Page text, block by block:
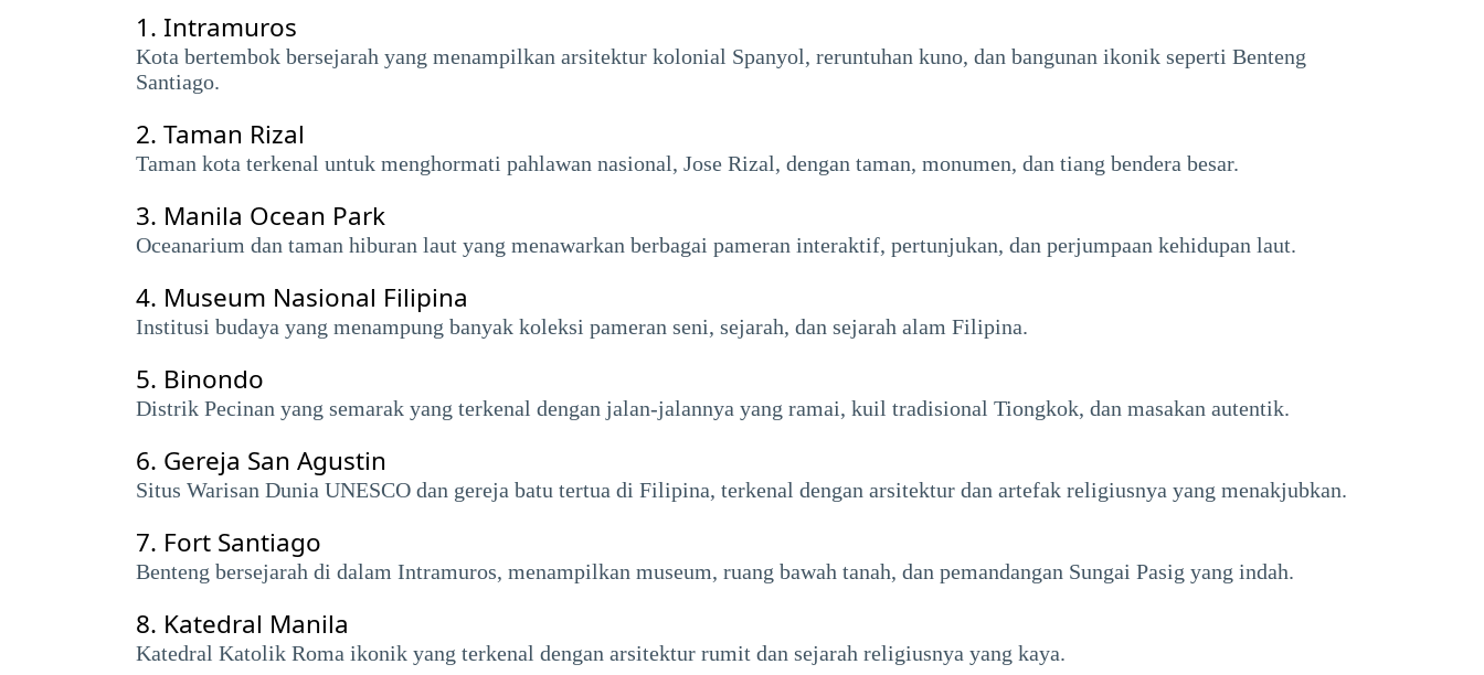
1. Intramuros
Kota bertembok bersejarah yang menampilkan arsitektur kolonial Spanyol, reruntuhan kuno, dan bangunan ikonik seperti Benteng
Santiago.
2. Taman Rizal
Taman kota terkenal untuk menghormati pahlawan nasional, Jose Rizal, dengan taman, monumen, dan tiang bendera besar.
3. Manila Ocean Park
Oceanarium dan taman hiburan laut yang menawarkan berbagai pameran interaktif, pertunjukan, dan perjumpaan kehidupan laut.
4. Museum Nasional Filipina
Institusi budaya yang menampung banyak koleksi pameran seni, sejarah, dan sejarah alam Filipina.
5. Binondo
Distrik Pecinan yang semarak yang terkenal dengan jalan-jalannya yang ramai, kuil tradisional Tiongkok, dan masakan autentik.
6. Gereja San Agustin
Situs Warisan Dunia UNESCO dan gereja batu tertua di Filipina, terkenal dengan arsitektur dan artefak religiusnya yang menakjubkan.
7. Fort Santiago
Benteng bersejarah di dalam Intramuros, menampilkan museum, ruang bawah tanah, dan pemandangan Sungai Pasig yang indah.
8. Katedral Manila
Katedral Katolik Roma ikonik yang terkenal dengan arsitektur rumit dan sejarah religiusnya yang kaya.